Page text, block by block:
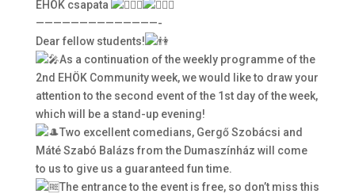
EHÖK csapata
——————————————-
Dear fellow students!
As a continuation of the weekly programme of the
2nd EHÖK Community week, we would like to draw your
attention to the second event of the 1st day of the week,
which will be a stand-up evening!
Two excellent comedians, Gergő Szobácsi and
Máté Szabó Balázs from the Dumaszínház will come
to us to give us a guaranteed fun time.
The entrance to the event is free, so don’t miss this